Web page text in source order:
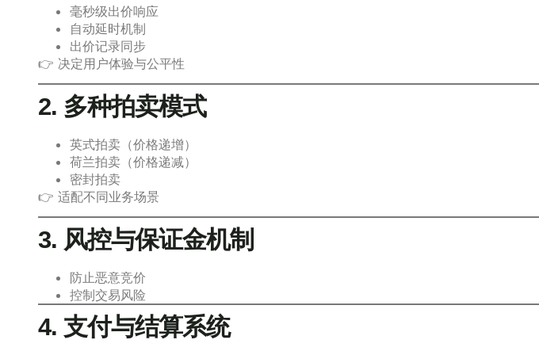
毫秒级出价响应
自动延时机制
出价记录同步
👉 决定用户体验与公平性
2. 多种拍卖模式
英式拍卖（价格递增）
荷兰拍卖（价格递减）
密封拍卖
👉 适配不同业务场景
3. 风控与保证金机制
防止恶意竞价
控制交易风险
4. 支付与结算系统